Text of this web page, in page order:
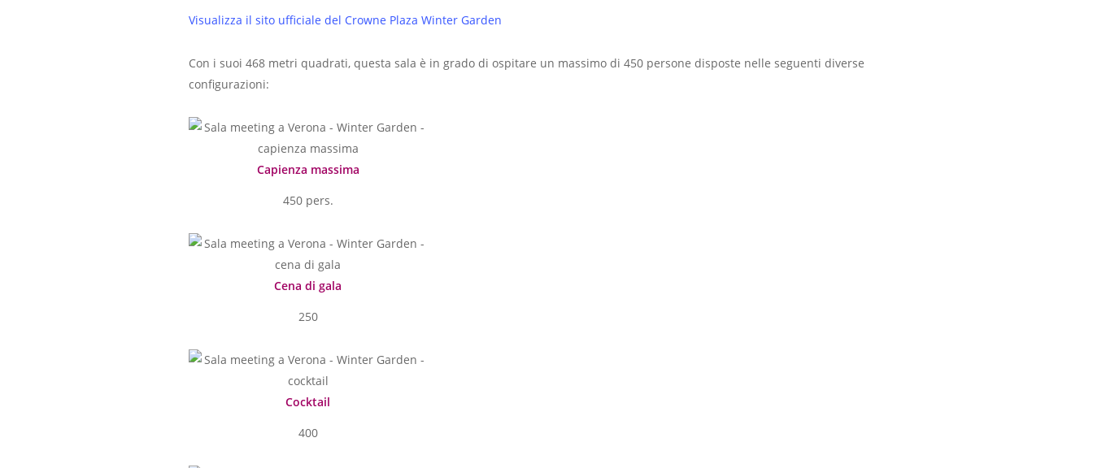
Visualizza il sito ufficiale del Crowne Plaza Winter Garden
Con i suoi 468 metri quadrati, questa sala è in grado di ospitare un massimo di 450 persone disposte nelle seguenti diverse
configurazioni:
Capienza massima
450 pers.
Cena di gala
250
Cocktail
400